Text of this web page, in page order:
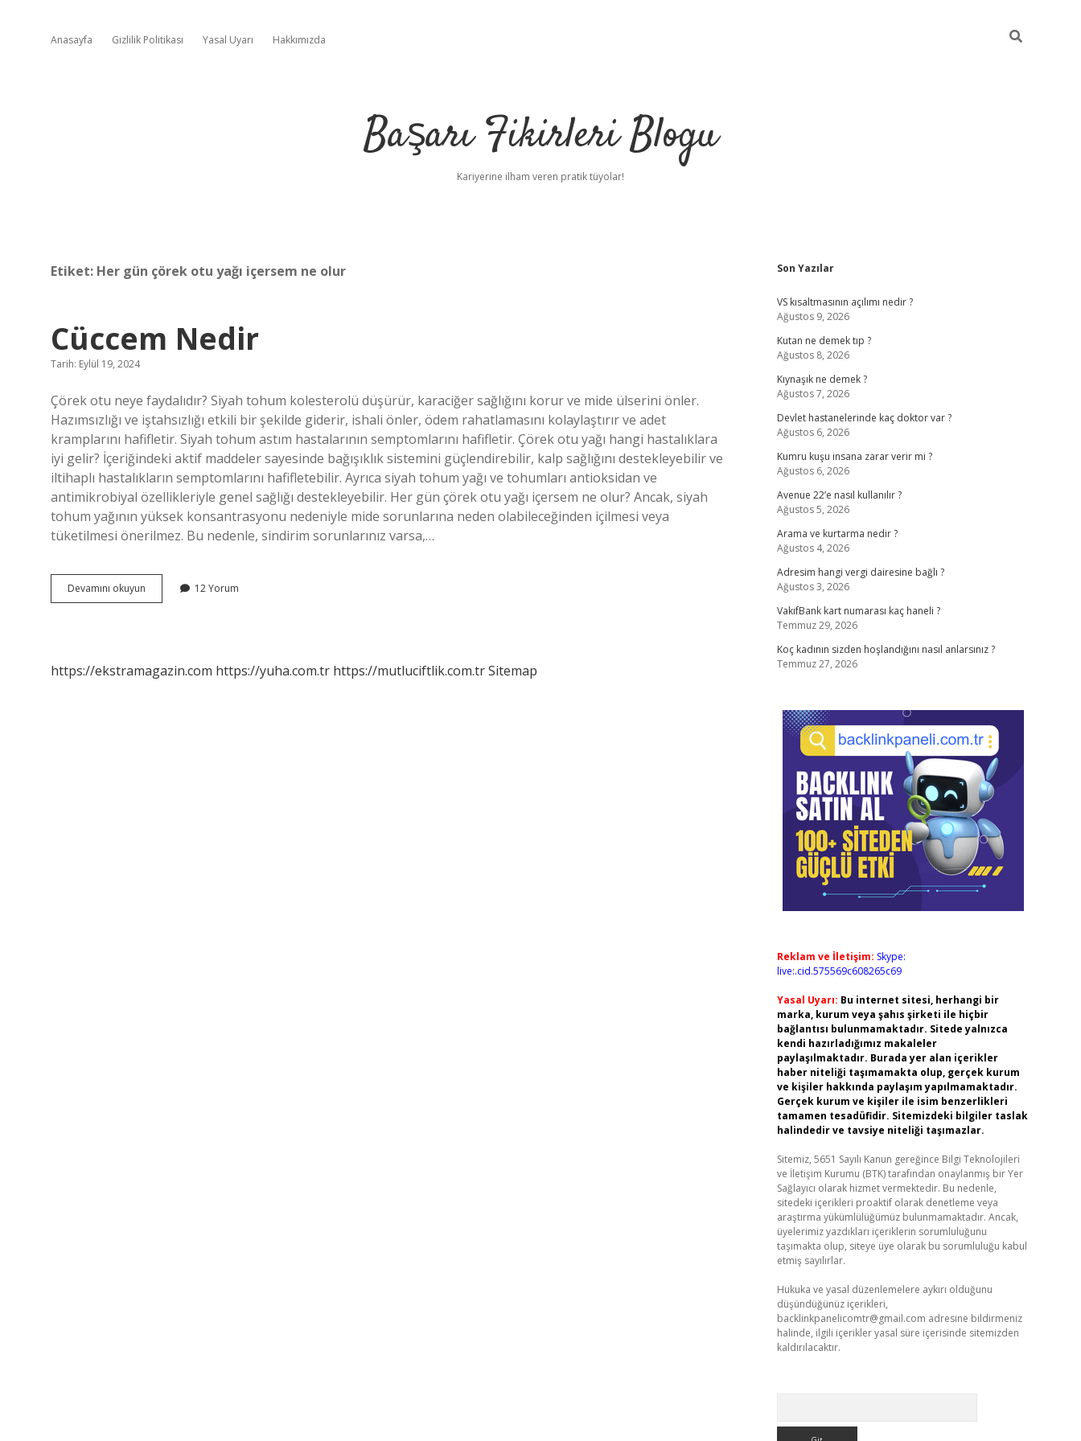
Anasayfa Gizlilik Politikası Yasal Uyarı Hakkımızda
Başarı Fikirleri Blogu
Kariyerine ilham veren pratik tüyolar!
Etiket: Her gün çörek otu yağı içersem ne olur
Cüccem Nedir
Tarih: Eylül 19, 2024
Çörek otu neye faydalıdır? Siyah tohum kolesterolü düşürür, karaciğer sağlığını korur ve mide ülserini önler.
Hazımsızlığı ve iştahsızlığı etkili bir şekilde giderir, ishali önler, ödem rahatlamasını kolaylaştırır ve adet
kramplarını hafifletir. Siyah tohum astım hastalarının semptomlarını hafifletir. Çörek otu yağı hangi hastalıklara
iyi gelir? İçeriğindeki aktif maddeler sayesinde bağışıklık sistemini güçlendirebilir, kalp sağlığını destekleyebilir ve
iltihaplı hastalıkların semptomlarını hafifletebilir. Ayrıca siyah tohum yağı ve tohumları antioksidan ve
antimikrobiyal özellikleriyle genel sağlığı destekleyebilir. Her gün çörek otu yağı içersem ne olur? Ancak, siyah
tohum yağının yüksek konsantrasyonu nedeniyle mide sorunlarına neden olabileceğinden içilmesi veya
tüketilmesi önerilmez. Bu nedenle, sindirim sorunlarınız varsa,…
Devamını okuyun Cüccem
Nedir
12 Yorum
https://ekstramagazin.com https://yuha.com.tr https://mutluciftlik.com.trSitemap
Sidebar
Son Yazılar
VS kısaltmasının açılımı nedir ?
Ağustos 9, 2026
Kutan ne demek tıp ?
Ağustos 8, 2026
Kıynaşık ne demek ?
Ağustos 7, 2026
Devlet hastanelerinde kaç doktor var ?
Ağustos 6, 2026
Kumru kuşu insana zarar verir mi ?
Ağustos 6, 2026
Avenue 22’e nasıl kullanılır ?
Ağustos 5, 2026
Arama ve kurtarma nedir ?
Ağustos 4, 2026
Adresim hangi vergi dairesine bağlı ?
Ağustos 3, 2026
VakıfBank kart numarası kaç haneli ?
Temmuz 29, 2026
Koç kadının sizden hoşlandığını nasıl anlarsınız ?
Temmuz 27, 2026
Reklam ve İletişim: Skype:
live:.cid.575569c608265c69
Yasal Uyarı: Bu internet sitesi, herhangi bir
marka, kurum veya şahıs şirketi ile hiçbir
bağlantısı bulunmamaktadır. Sitede yalnızca
kendi hazırladığımız makaleler
paylaşılmaktadır. Burada yer alan içerikler
haber niteliği taşımamakta olup, gerçek kurum
ve kişiler hakkında paylaşım yapılmamaktadır.
Gerçek kurum ve kişiler ile isim benzerlikleri
tamamen tesadüfidir. Sitemizdeki bilgiler taslak
halindedir ve tavsiye niteliği taşımazlar.
Sitemiz, 5651 Sayılı Kanun gereğince Bilgi Teknolojileri
ve İletişim Kurumu (BTK) tarafından onaylanmış bir Yer
Sağlayıcı olarak hizmet vermektedir. Bu nedenle,
sitedeki içerikleri proaktif olarak denetleme veya
araştırma yükümlülüğümüz bulunmamaktadır. Ancak,
üyelerimiz yazdıkları içeriklerin sorumluluğunu
taşımakta olup, siteye üye olarak bu sorumluluğu kabul
etmiş sayılırlar.
Hukuka ve yasal düzenlemelere aykırı olduğunu
düşündüğünüz içerikleri,
backlinkpanelicomtr@gmail.com adresine bildirmeniz
halinde, ilgili içerikler yasal süre içerisinde sitemizden
kaldırılacaktır.